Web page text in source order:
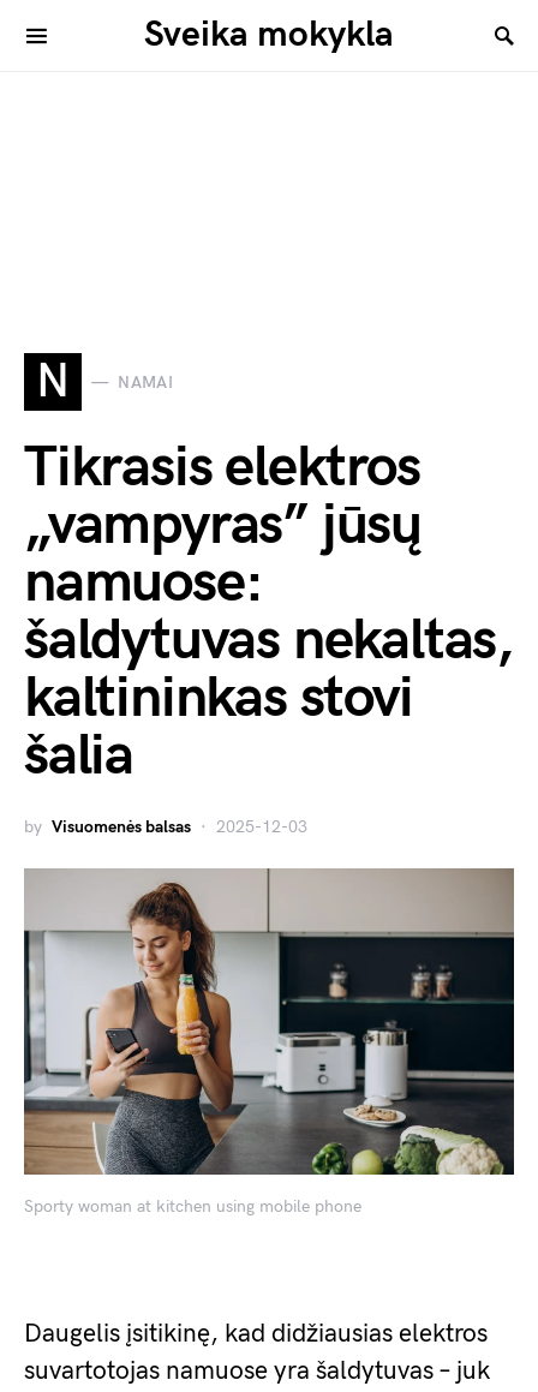
Sveika mokykla
N NAMAI
Tikrasis elektros
„vampyras” jūsų
namuose:
šaldytuvas nekaltas,
kaltininkas stovi
šalia
by Visuomenės balsas 2025-12-03
Sporty woman at kitchen using mobile phone
Daugelis įsitikinę, kad didžiausias elektros
suvartotojas namuose yra šaldytuvas – juk